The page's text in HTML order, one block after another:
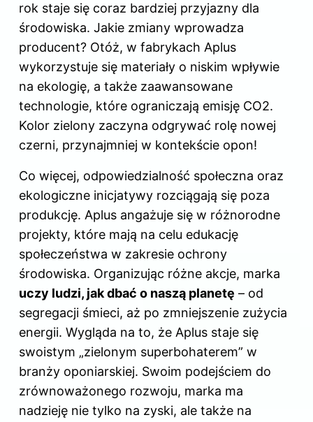
rok staje się coraz bardziej przyjazny dla
środowiska. Jakie zmiany wprowadza
producent? Otóż, w fabrykach Aplus
wykorzystuje się materiały o niskim wpływie
na ekologię, a także zaawansowane
technologie, które ograniczają emisję CO2.
Kolor zielony zaczyna odgrywać rolę nowej
czerni, przynajmniej w kontekście opon!
Co więcej, odpowiedzialność społeczna oraz
ekologiczne inicjatywy rozciągają się poza
produkcję. Aplus angażuje się w różnorodne
projekty, które mają na celu edukację
społeczeństwa w zakresie ochrony
środowiska. Organizując różne akcje, marka
uczy ludzi, jak dbać o naszą planetę – od
segregacji śmieci, aż po zmniejszenie zużycia
energii. Wygląda na to, że Aplus staje się
swoistym „zielonym superbohaterem” w
branży oponiarskiej. Swoim podejściem do
zrównoważonego rozwoju, marka ma
nadzieję nie tylko na zyski, ale także na